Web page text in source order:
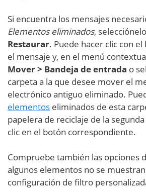
Si encuentra los mensajes
Elementos eliminados,
Restaurar. Puede hacer clic con
el mensaje y, en el menú
Mover > Bandeja de entrada o
carpeta a la que desee mover el
electrónico antiguo eliminado.
elementos eliminados de esta
papelera de reciclaje de la
clic en el botón correspondiente.
Compruebe también las opciones
algunos elementos no se
configuración de filtro